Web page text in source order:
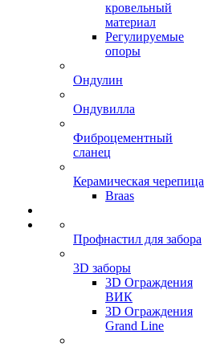
кровельный
материал
Регулируемые
опоры
Ондулин
Ондувилла
Фиброцементный
сланец
Керамическая черепица
Braas
Профнастил для забора
3D заборы
3D Ограждения
ВИК
3D Ограждения
Grand Line